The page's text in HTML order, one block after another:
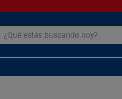
estás buscando hoy?